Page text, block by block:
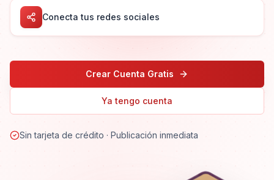
Conecta tus redes sociales
Crear Cuenta Gratis
Ya tengo cuenta
Sin tarjeta de crédito · Publicación inmediata